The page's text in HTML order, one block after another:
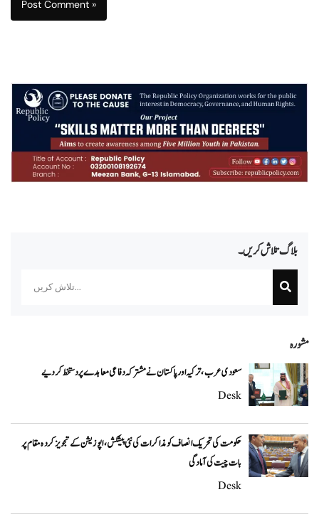
بلاگ تلاش کریں۔
مشورہ
سعودی عرب، ترکیہ اور پاکستان نے مشترکہ دفاعی معاہدے پر دستخط کر دیے
Desk
حکومت کی تحریک انصاف کو مذاکرات کی نئی پیشکش، اپوزیشن کے تجویز کردہ مقام پر
بات چیت کی آمادگی
Desk